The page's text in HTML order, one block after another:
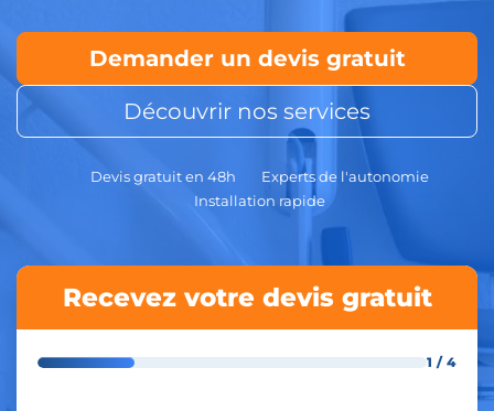
Demander un devis gratuit
Découvrir nos services
Devis gratuit en 48h
Experts de l'autonomie
Installation rapide
Recevez votre devis gratuit
1 / 4